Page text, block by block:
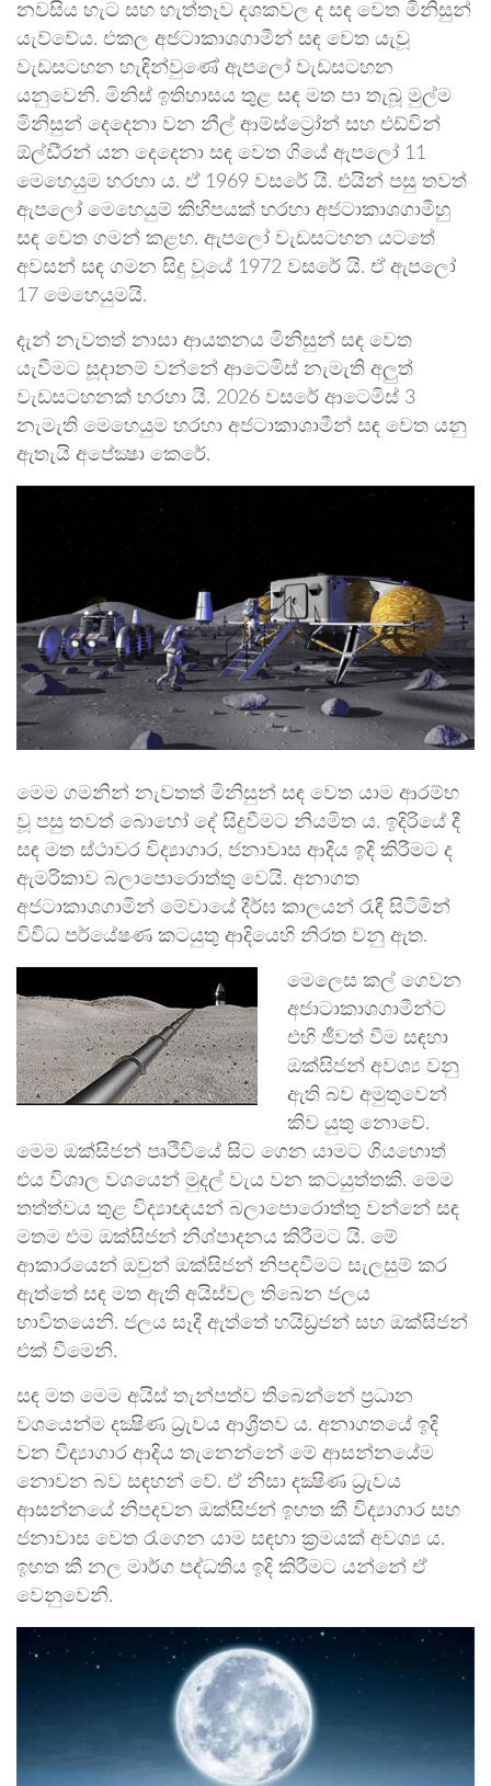
නවසිය හැට සහ හැත්තෑව දශකවල ද සඳ වෙත මිනිසුන්
යැව්වේය. එකල අජටාකාශගාමීන් සඳ වෙත යැවූ
වැඩසටහන හැඳින්වුණේ ඇපලෝ වැඩසටහන
යනුවෙනි. මිනිස් ඉතිහාසය තුළ සඳ මත පා තැබූ මුල්ම
මිනිසුන් දෙදෙනා වන නීල් ආම්ස්ට්‍රෝන් සහ එඩ්වින්
ඕල්ඩි්‍රන් යන දෙදෙනා සඳ වෙත ගියේ ඇපලෝ 11
මෙහෙයුම හරහා ය. ඒ 1969 වසරේ යි. එයින් පසු තවත්
ඇපලෝ මෙහෙයුම් කිහිපයක් හරහා අජටාකාශගාමීහු
සඳ වෙත ගමන් කළහ. ඇපලෝ වැඩසටහන යටතේ
අවසන් සඳ ගමන සිදු වූයේ 1972 වසරේ යි. ඒ ඇපලෝ
17 මෙහෙයුමයි.
දැන් නැවතත් නාසා ආයතනය මිනිසුන් සඳ වෙත
යැවීමට සූදානම් වන්නේ ආටෙමිස් නැමැති අලුත්
වැඩසටහනක් හරහා යි. 2026 වසරේ ආටෙමිස් 3
නැමැති මෙහෙයුම හරහා අජටාකාශාමීන් සඳ වෙත යනු
ඇතැයි අපේක්‍ෂා කෙරේ.
මෙම ගමනින් නැවතත් මිනිසුන් සඳ වෙත යාම ආරම්භ
වූ පසු තවත් බොහෝ දේ සිදුවීමට නියමිත ය. ඉදිරියේ දී
සඳ මත ස්ථාවර විද්‍යාගාර, ජනාවාස ආදිය ඉදි කිරීමට ද
ඇමරිකාව බලාපොරොත්තු වෙයි. අනාගත
අජටාකාශගාමීන් මේවායේ දීර්ඝ කාලයන් රැඳී සිටිමින්
විවිධ පර්යේෂණ කටයුතු ආදියෙහි නිරත වනු ඇත.
මෙලෙස කල් ගෙවන
අජාටාකාශගාමීන්ට
එහි ජීවත් වීම සඳහා
ඔක්සිජන් අවශ්‍ය වනු
ඇති බව අමුතුවෙන්
කිව යුතු නොවේ.
මෙම ඔක්සිජන් පෘථිවියේ සිට ගෙන යාමට ගියහොත්
එය විශාල වශයෙන් මුදල් වැය වන කටයුත්තකි. මෙම
තත්ත්වය තුළ විද්‍යාඥයන් බලාපොරොත්තු වන්නේ සඳ
මතම එම ඔක්සිජන් නිශ්පාදනය කිරීමට යි. මේ
ආකාරයෙන් ඔවුන් ඔක්සිජන් නිපදවීමට සැලසුම් කර
ඇත්තේ සඳ මත ඇති අයිස්වල තිබෙන ජලය
භාවිතයෙනි. ජලය සෑදී ඇත්තේ හයිඩ්‍රජන් සහ ඔක්සිජන්
එක් වීමෙනි.
සඳ මත මෙම අයිස් තැන්පත්ව තිබෙන්නේ ප්‍රධාන
වශයෙන්ම දක්‍ෂිණ ධ්‍රැවය ආශ්‍රීතව ය. අනාගතයේ ඉදි
වන විද්‍යාගාර ආදිය තැනෙන්නේ මේ ආසන්නයේම
නොවන බව සඳහන් වේ. ඒ නිසා දක්‍ෂිණ ධ්‍රැවය
ආසන්නයේ නිපදවන ඔක්සිජන් ඉහත කී විද්‍යාගාර සහ
ජනාවාස වෙත රැගෙන යාම සඳහා ක්‍රමයක් අවශ්‍ය ය.
ඉහත කී නල මාර්ග පද්ධතිය ඉදි කිරීමට යන්නේ ඒ
වෙනුවෙනි.